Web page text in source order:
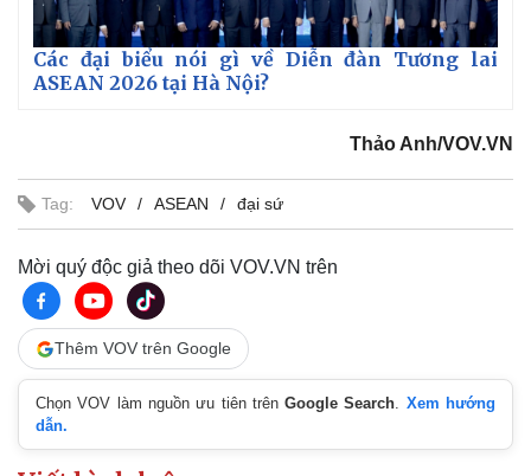
Các đại biểu nói gì về Diễn đàn Tương lai
ASEAN 2026 tại Hà Nội?
Thảo Anh/VOV.VN
Tag: VOV ASEAN đại sứ
Mời quý độc giả theo dõi VOV.VN trên
Thêm VOV trên Google
Chọn VOV làm nguồn ưu tiên trênGoogle Search. Xem hướng
dẫn.